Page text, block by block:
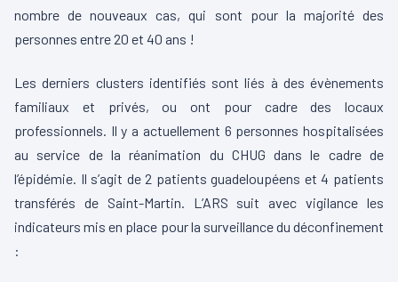
nombre de nouveaux cas, qui sont pour la majorité des
personnes entre 20 et 40 ans !
Les derniers clusters identifiés sont liés à des évènements
familiaux et privés, ou ont pour cadre des locaux
professionnels. Il y a actuellement 6 personnes hospitalisées
au service de la réanimation du CHUG dans le cadre de
l’épidémie. Il s’agit de 2 patients guadeloupéens et 4 patients
transférés de Saint-Martin. L’ARS suit avec vigilance les
indicateurs mis en place pour la surveillance du déconfinement
: